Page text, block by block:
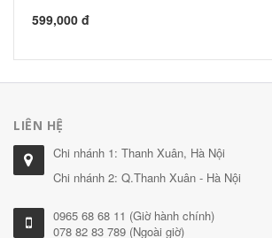
599,000 đ
LIÊN HỆ
Chi nhánh 1: Thanh Xuân, Hà Nội
Chi nhánh 2: Q.Thanh Xuân - Hà Nội
0965 68 68 11 (Giờ hành chính)
078 82 83 789 (Ngoài giờ)